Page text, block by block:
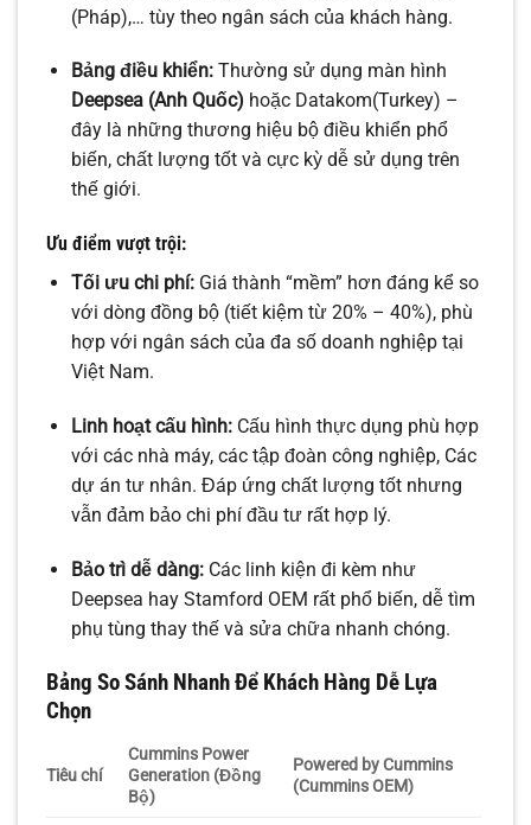
(Pháp),… tùy theo ngân sách của khách hàng.
Bảng điều khiển:Thường sử dụng màn hình
Deepsea (Anh Quốc) hoặc Datakom(Turkey) –
đây là những thương hiệu bộ điều khiển phổ
biến, chất lượng tốt và cực kỳ dễ sử dụng trên
thế giới.
Ưu điểm vượt trội:
Tối ưu chi phí:Giá thành “mềm” hơn đáng kể so
với dòng đồng bộ (tiết kiệm từ 20% – 40%), phù
hợp với ngân sách của đa số doanh nghiệp tại
Việt Nam.
Linh hoạt cấu hình:Cấu hình thực dụng phù hợp
với các nhà máy, các tập đoàn công nghiệp, Các
dự án tư nhân. Đáp ứng chất lượng tốt nhưng
vẫn đảm bảo chi phí đầu tư rất hợp lý.
Bảo trì dễ dàng:Các linh kiện đi kèm như
Deepsea hay Stamford OEM rất phổ biến, dễ tìm
phụ tùng thay thế và sửa chữa nhanh chóng.
Bảng So Sánh Nhanh Để Khách Hàng Dễ Lựa
Chọn
Tiêu chí
Cummins Power
Generation (Đồng
Bộ)
Powered by Cummins
(Cummins OEM)